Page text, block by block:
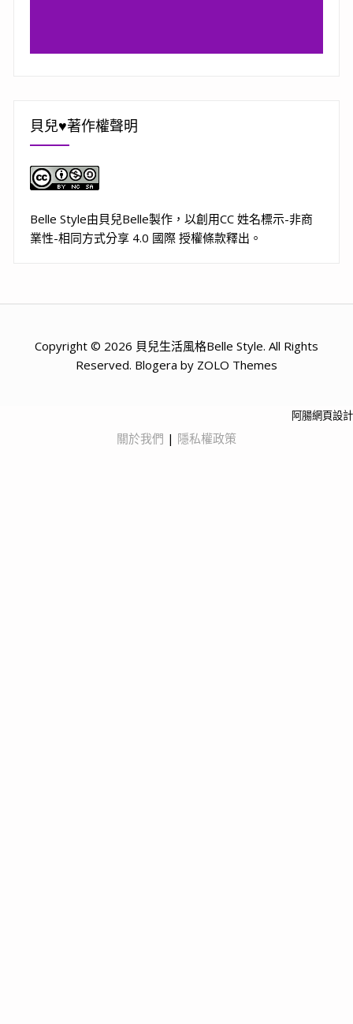
貝兒♥著作權聲明
Belle Style由貝兒Belle製作，以創用CC 姓名標示-非商
業性-相同方式分享 4.0 國際 授權條款釋出。
Copyright © 2026 貝兒生活風格Belle Style. All Rights
Reserved. Blogera by ZOLO Themes
阿腸網頁設計
關於我們 | 隱私權政策